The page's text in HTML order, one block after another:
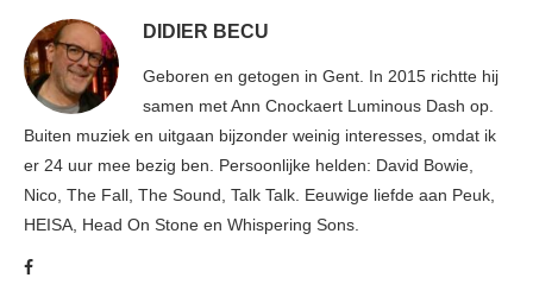
DIDIER BECU
Geboren en getogen in Gent. In 2015 richtte hij
samen met Ann Cnockaert Luminous Dash op.
Buiten muziek en uitgaan bijzonder weinig interesses, omdat ik
er 24 uur mee bezig ben. Persoonlijke helden: David Bowie,
Nico, The Fall, The Sound, Talk Talk. Eeuwige liefde aan Peuk,
HEISA, Head On Stone en Whispering Sons.